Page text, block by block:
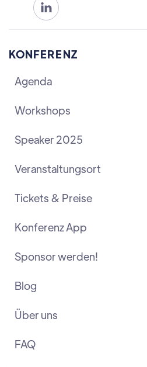

KONFERENZ
Agenda
Workshops
Speaker 2025
Veranstaltungsort
Tickets & Preise
Konferenz App
Sponsor werden!
Blog
Über uns
FAQ